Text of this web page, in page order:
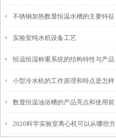
些？
不锈钢加热数显恒温水槽的主要特征
和维护使用
实验室纯水机设备工艺
恒温恒湿称重系统的结构特性与产品
功能配置
小型冷水机的工作原理和特点是怎样
的？
数显恒温油浴槽的产品亮点和使用前
安全须知
2020科学实验室离心机可以从哪些方